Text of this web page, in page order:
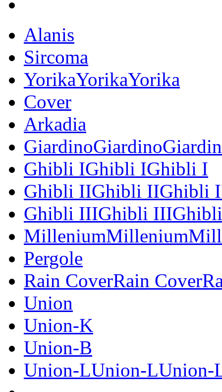
Alanis
Sircoma
YorikaYorikaYorika
Cover
Arkadia
Ghibli IGhibli IGhibli I
Ghibli IIGhibli IIGhibli
Ghibli IIIGhibli
Pergole
Rain CoverRain
Union
Union-K
Union-B
Union-LUnion-LUnion-